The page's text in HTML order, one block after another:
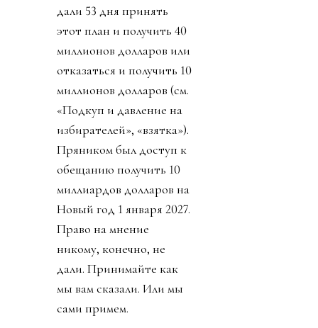
дали 53 дня принять
этот план и получить 40
миллионов долларов или
отказаться и получить 10
миллионов долларов (см.
«Подкуп и давление на
избирателей», «взятка»).
Пряником был доступ к
обещанию получить 10
миллиардов долларов на
Новый год 1 января 2027.
Право на мнение
никому, конечно, не
дали. Принимайте как
мы вам сказали. Или мы
сами примем.